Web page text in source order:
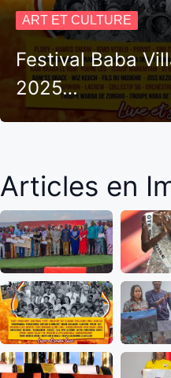
ART ET CULTURE
Festival Baba
2025…
Articles en